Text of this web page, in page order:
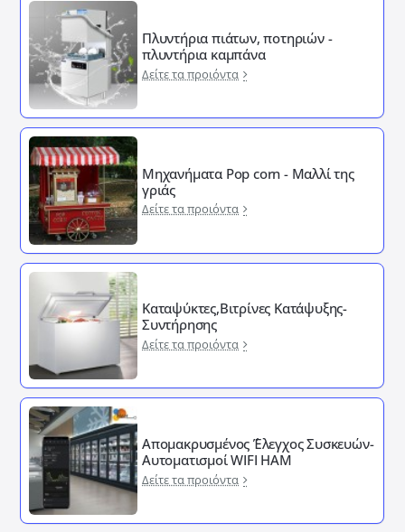
Πλυντήρια πιάτων, ποτηριών -
πλυντήρια καμπάνα
Δείτε τα προιόντα
Μηχανήματα Pop corn - Μαλλί της
γριάς
Δείτε τα προιόντα
Καταψύκτες,Βιτρίνες Κατάψυξης-
Συντήρησης
Δείτε τα προιόντα
Απομακρυσμένος ΄Έλεγχος Συσκευών-
Αυτοματισμοί WIFI HAM
Δείτε τα προιόντα